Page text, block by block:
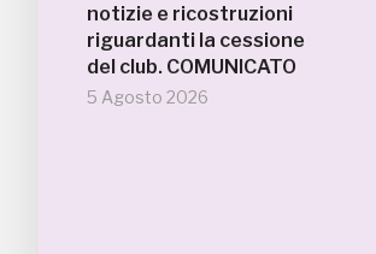
notizie e ricostruzioni
riguardanti la cessione
del club. COMUNICATO
5 Agosto 2026